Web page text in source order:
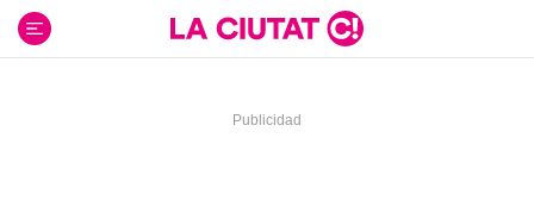
contenido